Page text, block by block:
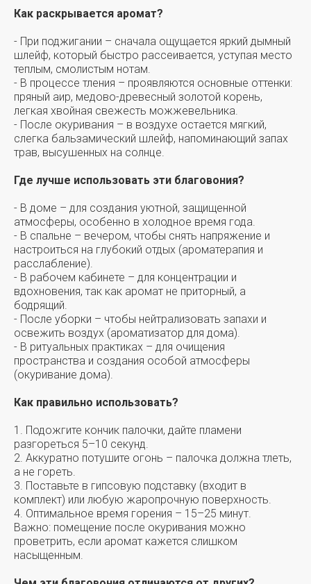
Как раскрывается аромат?
- При поджигании – сначала ощущается яркий дымный
шлейф, который быстро рассеивается, уступая место
теплым, смолистым нотам.
- В процессе тления – проявляются основные оттенки:
пряный аир, медово-древесный золотой корень,
легкая хвойная свежесть можжевельника.
- После окуривания – в воздухе остается мягкий,
слегка бальзамический шлейф, напоминающий запах
трав, высушенных на солнце.
Где лучше использовать эти благовония?
- В доме – для создания уютной, защищенной
атмосферы, особенно в холодное время года.
- В спальне – вечером, чтобы снять напряжение и
настроиться на глубокий отдых (ароматерапия и
расслабление).
- В рабочем кабинете – для концентрации и
вдохновения, так как аромат не приторный, а
бодрящий.
- После уборки – чтобы нейтрализовать запахи и
освежить воздух (ароматизатор для дома).
- В ритуальных практиках – для очищения
пространства и создания особой атмосферы
(окуривание дома).
Как правильно использовать?
1. Подожгите кончик палочки, дайте пламени
разгореться 5–10 секунд.
2. Аккуратно потушите огонь – палочка должна тлеть,
а не гореть.
3. Поставьте в гипсовую подставку (входит в
комплект) или любую жаропрочную поверхность.
4. Оптимальное время горения – 15–25 минут.
Важно: помещение после окуривания можно
проветрить, если аромат кажется слишком
насыщенным.